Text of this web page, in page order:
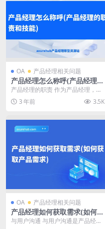
OA 产品经理相关问题
产品经理怎么称呼(产品经理的
职责和技能)
产品经理的职责 作为产品经理，他
们负责产品的整个生命周期，从市
场调研和需求分析开...
3 年前 3.5K
OA 产品经理相关问题
产品经理如何获取需求(如何获
取产品需求)
与用户沟通 与用户沟通是产品经理